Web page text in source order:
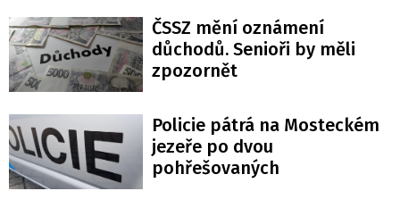
ČSSZ mění oznámení
důchodů. Senioři by měli
zpozornět
Policie pátrá na Mosteckém
jezeře po dvou
pohřešovaných